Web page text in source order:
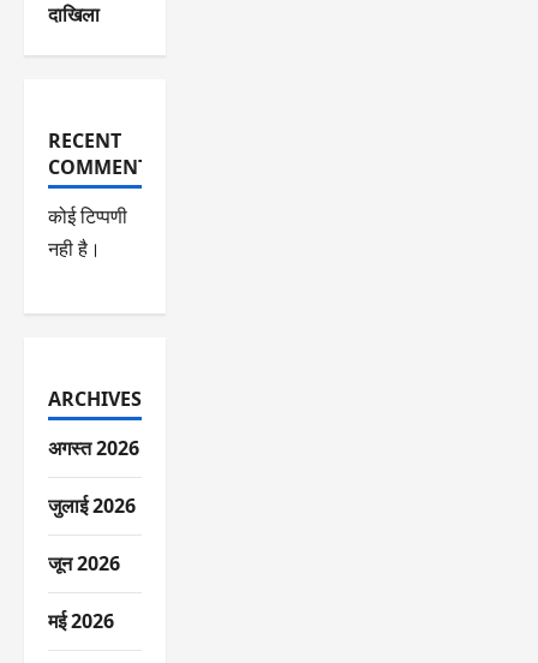
दाखिला
RECENT
COMMENTS
कोई टिप्पणी
नही है।
ARCHIVES
अगस्त 2026
जुलाई 2026
जून 2026
मई 2026